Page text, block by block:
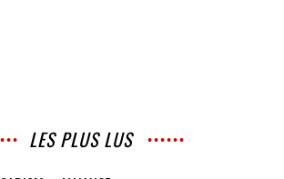
LES PLUS LUS